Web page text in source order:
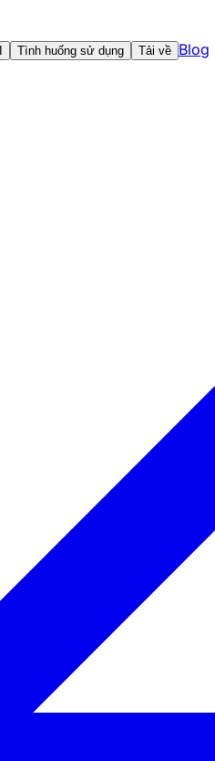
Tình huống sử dụng Tải về Blog